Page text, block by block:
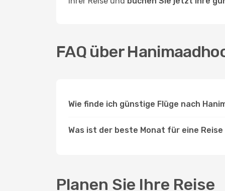
FAQ über
Wie finde ich günstige Flüge nach
Was ist der beste Monat für eine
Planen Sie Ihre Reise